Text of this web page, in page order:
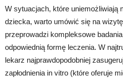
W sytuacjach, które uniemożliwiają
dziecka, warto umówić się na
przeprowadzi kompleksowe
odpowiednią formę leczenia. W
lekarz najprawdopodobniej
zapłodnienia in vitro (które oferuje